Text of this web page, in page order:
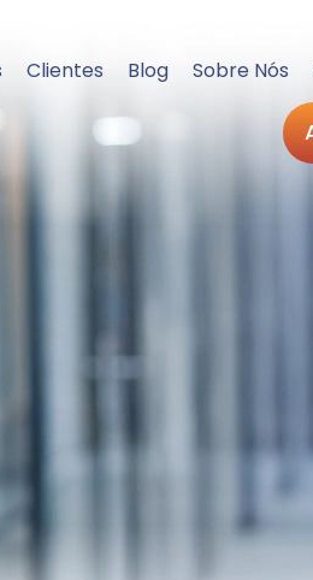
Clientes Blog Sobre Nós